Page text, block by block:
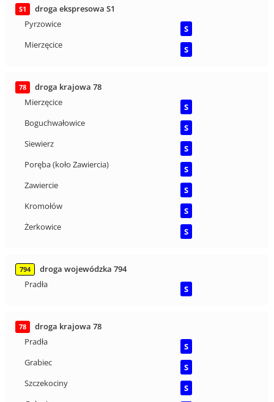
S1
droga ekspresowa S1
Pyrzowice
S
Mierzęcice
S
78
droga krajowa 78
Mierzęcice
S
Boguchwałowice
S
Siewierz
S
Poręba (koło Zawiercia)
S
Zawiercie
S
Kromołów
S
Żerkowice
S
794
droga wojewódzka 794
Pradła
S
78
droga krajowa 78
Pradła
S
Grabiec
S
Szczekociny
S